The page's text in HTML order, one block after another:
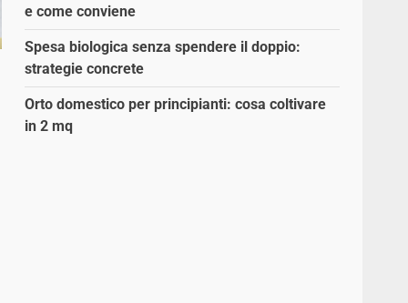
e come conviene
Spesa biologica senza spendere il doppio:
strategie concrete
Orto domestico per principianti: cosa coltivare
in 2 mq